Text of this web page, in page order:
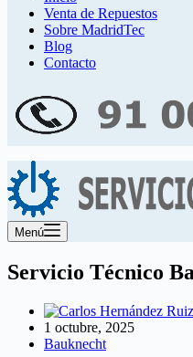
Venta de Repuestos
Sobre MadridTec
Blog
Contacto
Menú
Servicio Técnico
1 octubre, 2025
Bauknecht